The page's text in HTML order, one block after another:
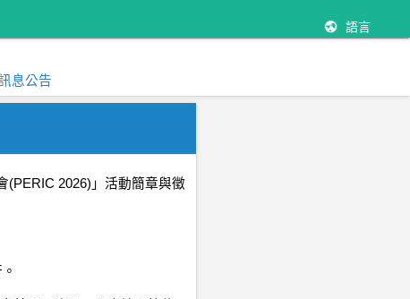
語言
息公告
(PERIC 2026) 」活動簡章與徵